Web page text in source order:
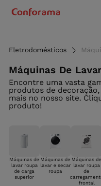
Eletrodomésticos
Máquinas De
Encontre uma vasta
produtos de
mais no nosso site.
produto!
Máquinas de
lavar roupa
de carga
superior
Máquinas de
lavar e secar
roupa
Máquinas de
lavar roupa
de
frontal